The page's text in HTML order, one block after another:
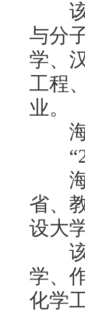
该
与分
学、
工程
业。
海
海
省、
设大
该
学、
化学